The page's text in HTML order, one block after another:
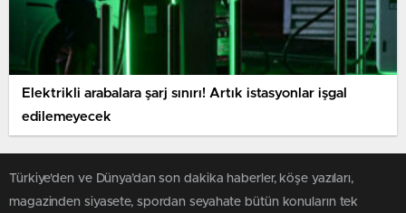
Elektrikli arabalara şarj sınırı! Artık istasyonlar işgal
edilemeyecek
Türkiye'den ve Dünya’dan son dakika haberler, köşe yazıları,
magazinden siyasete, spordan seyahate bütün konuların tek